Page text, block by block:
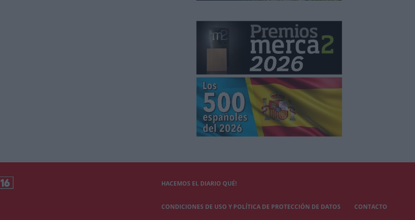
HACEMOS EL DIARIO QUÉ!
CONDICIONES DE USO Y POLÍTICA DE PROTECCIÓN DE DATOS CONTACTO